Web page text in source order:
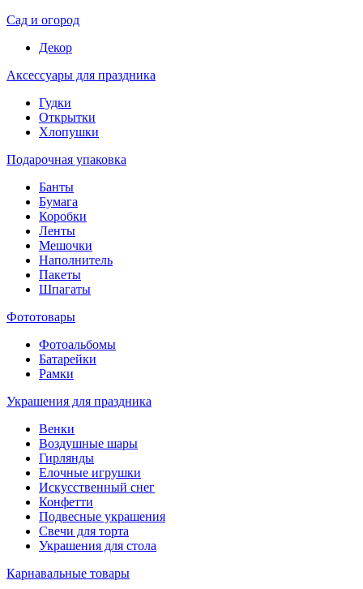
Сад и огород
Декор
Аксессуары для праздника
Гудки
Открытки
Хлопушки
Подарочная упаковка
Банты
Бумага
Коробки
Ленты
Мешочки
Наполнитель
Пакеты
Шпагаты
Фототовары
Фотоальбомы
Батарейки
Рамки
Украшения для праздника
Венки
Воздушные шары
Гирлянды
Елочные игрушки
Искусственный снег
Конфетти
Подвесные украшения
Свечи для торта
Украшения для стола
Карнавальные товары